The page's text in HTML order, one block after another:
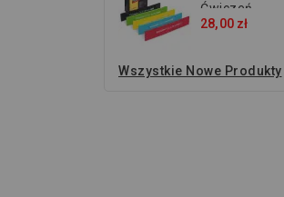
Ćwiczeń...
28,00 zł
Wszystkie Nowe Produkty